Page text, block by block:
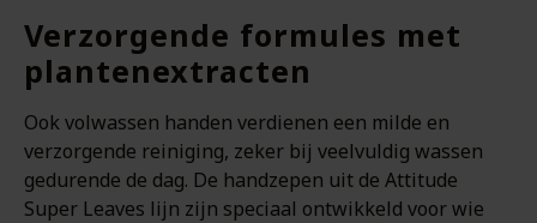
Verzorgende formules met
plantenextracten
Ook volwassen handen verdienen een milde en
verzorgende reiniging, zeker bij veelvuldig wassen
gedurende de dag. De handzepen uit de Attitude
Super Leaves lijn zijn speciaal ontwikkeld voor wie